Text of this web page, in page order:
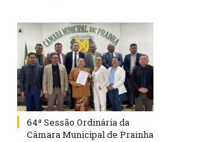
64ª Sessão Ordinária da
Câmara Municipal de Prainha